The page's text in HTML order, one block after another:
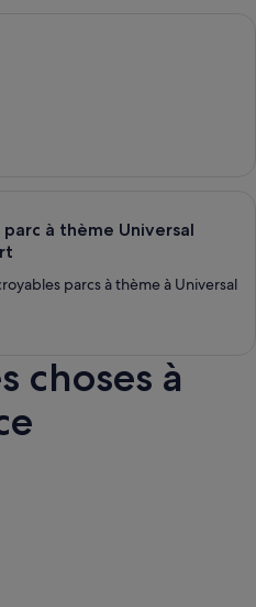
à thème Universal
parcs à thème à Universal
choses à